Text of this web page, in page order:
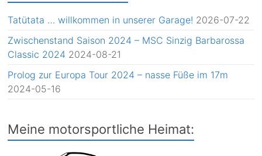
Tatütata … willkommen in unserer Garage! 2026-07-22
Zwischenstand Saison 2024 – MSC Sinzig Barbarossa
Classic 2024 2024-08-21
Prolog zur Europa Tour 2024 – nasse Füße im 17m
2024-05-16
Meine motorsportliche Heimat: